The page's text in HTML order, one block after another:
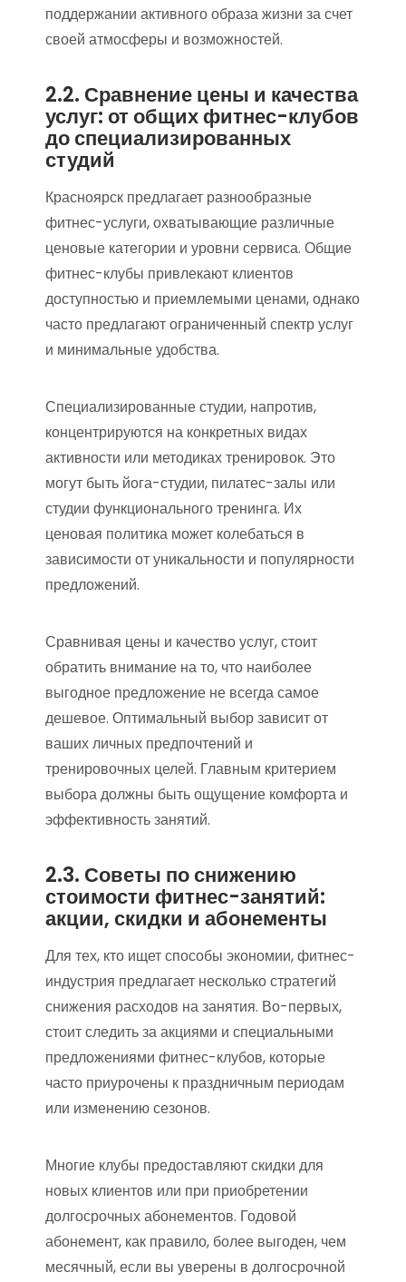
поддержании активного образа жизни за счет
своей атмосферы и возможностей.
2.2. Сравнение цены и качества
услуг: от общих фитнес-клубов
до специализированных
студий
Красноярск предлагает разнообразные
фитнес-услуги, охватывающие различные
ценовые категории и уровни сервиса. Общие
фитнес-клубы привлекают клиентов
доступностью и приемлемыми ценами, однако
часто предлагают ограниченный спектр услуг
и минимальные удобства.
Специализированные студии, напротив,
концентрируются на конкретных видах
активности или методиках тренировок. Это
могут быть йога-студии, пилатес-залы или
студии функционального тренинга. Их
ценовая политика может колебаться в
зависимости от уникальности и популярности
предложений.
Сравнивая цены и качество услуг, стоит
обратить внимание на то, что наиболее
выгодное предложение не всегда самое
дешевое. Оптимальный выбор зависит от
ваших личных предпочтений и
тренировочных целей. Главным критерием
выбора должны быть ощущение комфорта и
эффективность занятий.
2.3. Советы по снижению
стоимости фитнес-занятий:
акции, скидки и абонементы
Для тех, кто ищет способы экономии, фитнес-
индустрия предлагает несколько стратегий
снижения расходов на занятия. Во-первых,
стоит следить за акциями и специальными
предложениями фитнес-клубов, которые
часто приурочены к праздничным периодам
или изменению сезонов.
Многие клубы предоставляют скидки для
новых клиентов или при приобретении
долгосрочных абонементов. Годовой
абонемент, как правило, более выгоден, чем
месячный, если вы уверены в долгосрочной